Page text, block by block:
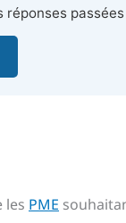
réponses
les PME